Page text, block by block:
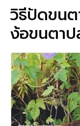
วิธีปัดขนต
ง้อขนตา